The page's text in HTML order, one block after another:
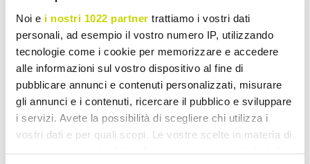
Noi e i nostri 1022 partner trattiamo i vostri dati
personali, ad esempio il vostro numero IP, utilizzando
tecnologie come i cookie per memorizzare e accedere
alle informazioni sul vostro dispositivo al fine di
pubblicare annunci e contenuti personalizzati, misurare
gli annunci e i contenuti, ricercare il pubblico e sviluppare
i servizi. Avete la possibilità di scegliere chi utilizza i
vostri dati e per quali scopi. Le vostre scelte in materia di
VIADURINI CLASSIC
Living room coffee table
with glass top and 2
VIADURINI CLASSIC
Square Living Room
Coffee Table with Glass